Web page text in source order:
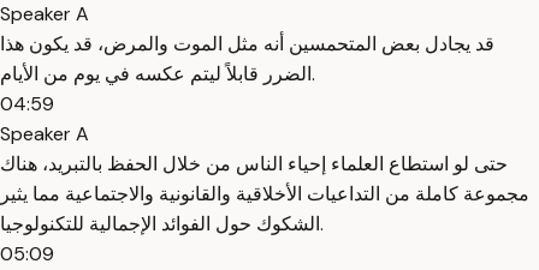
Speaker A
قد يجادل بعض المتحمسين أنه مثل الموت والمرض، قد يكون هذا
الضرر قابلاً ليتم عكسه في يوم من الأيام.
04:59
Speaker A
حتى لو استطاع العلماء إحياء الناس من خلال الحفظ بالتبريد، هناك
مجموعة كاملة من التداعيات الأخلاقية والقانونية والاجتماعية مما يثير
الشكوك حول الفوائد الإجمالية للتكنولوجيا.
05:09